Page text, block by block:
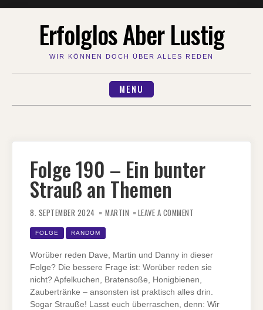
Erfolglos Aber Lustig
WIR KÖNNEN DOCH ÜBER ALLES REDEN
MENU
Folge 190 – Ein bunter
Strauß an Themen
8. SEPTEMBER 2024 MARTIN LEAVE A COMMENT
N T
HEMEN
FOLGE RANDOM
Worüber reden Dave, Martin und Danny in dieser
Folge? Die bessere Frage ist: Worüber reden sie
nicht? Apfelkuchen, Bratensoße, Honigbienen,
Zaubertränke – ansonsten ist praktisch alles drin.
Sogar Strauße! Lasst euch überraschen, denn: Wir